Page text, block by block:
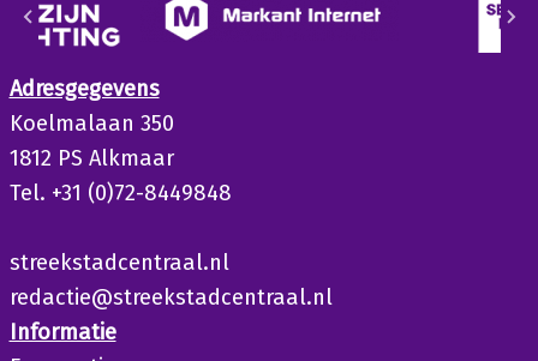
Adresgegevens
Koelmalaan 350
1812 PS Alkmaar
Tel. +31 (0)72-8449848
streekstadcentraal.nl
redactie@streekstadcentraal.nl
Informatie